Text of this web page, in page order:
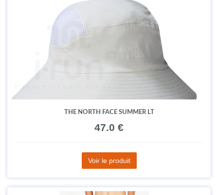
THE NORTH FACE SUMMER LT
47.0 €
Voir le produit